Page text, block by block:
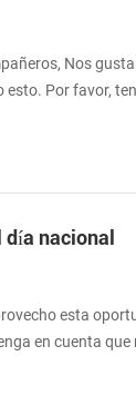
Nos
Por favor,
7 de febrero",
órdenes, pero no
de P...
día nacional
esta
en cuenta
pero no